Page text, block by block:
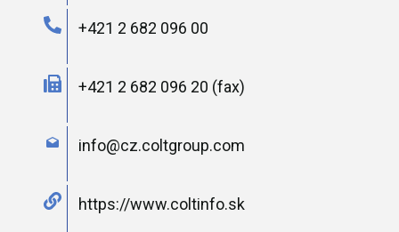
+421 2 682 096 00
+421 2 682 096 20 (fax)
info@cz.coltgroup.com
https://www.coltinfo.sk